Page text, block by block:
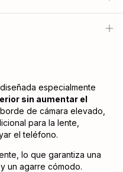
especialmente
sin aumentar el
de cámara elevado,
para la lente,
el teléfono.
lo que garantiza una
un agarre cómodo.